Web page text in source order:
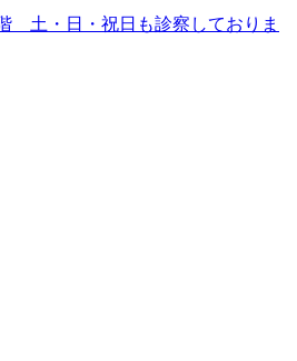
土・日・祝日も診察しておりま